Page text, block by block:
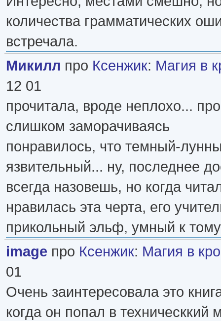
количества грамматических
встречала.
Микилл про Ксенжик: Магия в
12 01
прочитала, вроде неплохо...
слишком заморачиваясь
понравилось, что темный-
язвительный... ну, последнее
всегда назовешь, но когда
нравилась эта черта, его
прикольный эльф, умный к
image про Ксенжик: Магия в
01
Очень заинтересовала это
когда он попал в техническкий